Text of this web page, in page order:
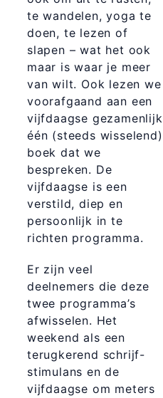
te wandelen, yoga te
doen, te lezen of
slapen – wat het ook
maar is waar je meer
van wilt. Ook lezen we
voorafgaand aan een
vijfdaagse gezamenlijk
één (steeds wisselend)
boek dat we
bespreken. De
vijfdaagse is een
verstild, diep en
persoonlijk in te
richten programma.
Er zijn veel
deelnemers die deze
twee programma’s
afwisselen. Het
weekend als een
terugkerend schrijf-
stimulans en de
vijfdaagse om meters